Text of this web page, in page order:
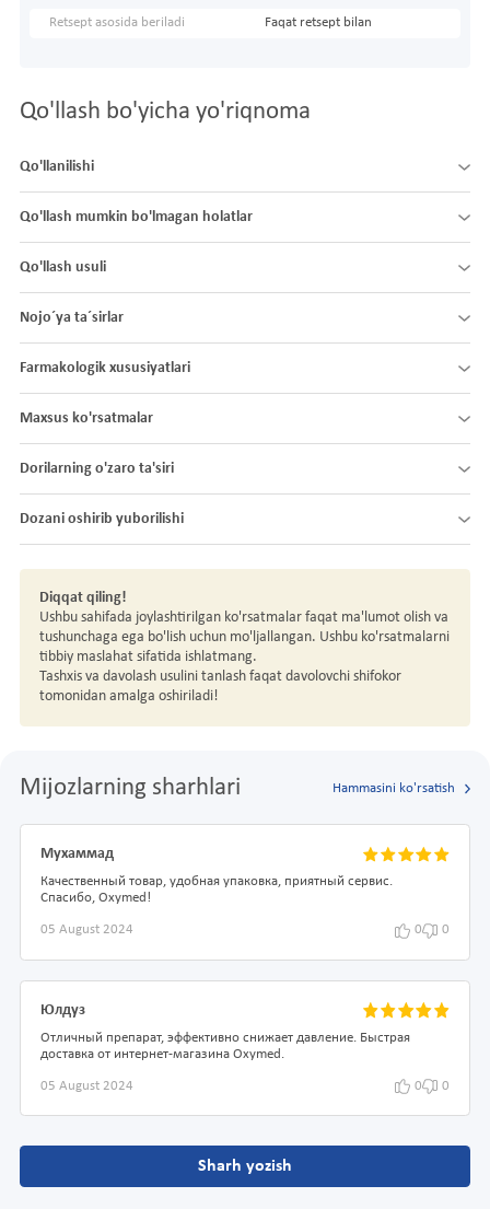
Retsept asosida beriladi Faqat retsept bilan
Qo'llash bo'yicha yo'riqnoma
Qo'llanilishi
Qo'llash mumkin bo'lmagan holatlar
Qo'llash usuli
Nojo´ya ta´sirlar
Farmakologik xususiyatlari
Maxsus ko'rsatmalar
Dorilarning o'zaro ta'siri
Dozani oshirib yuborilishi
Diqqat qiling!
Ushbu sahifada joylashtirilgan ko'rsatmalar faqat ma'lumot olish va
tushunchaga ega bo'lish uchun mo'ljallangan. Ushbu ko'rsatmalarni
tibbiy maslahat sifatida ishlatmang.
Tashxis va davolash usulini tanlash faqat davolovchi shifokor
tomonidan amalga oshiriladi!
Mijozlarning sharhlari Hammasini ko'rsatish
Мухаммад
Качественный товар, удобная упаковка, приятный сервис.
Спасибо, Oxymed!
05 August 2024 0 0
Юлдуз
Отличный препарат, эффективно снижает давление. Быстрая
доставка от интернет-магазина Oxymed.
05 August 2024 0 0
Sharh yozish